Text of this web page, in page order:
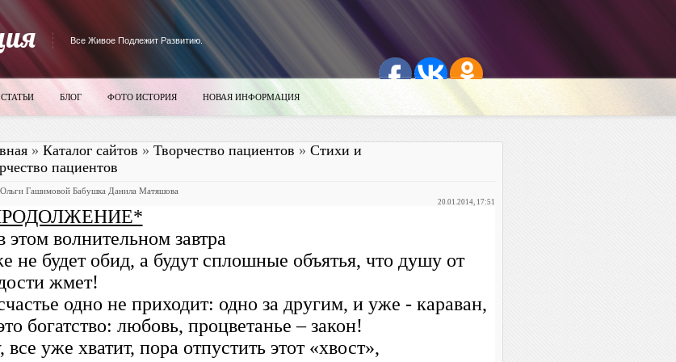
Все Живое Подлежит Развитию.
БЛОГ ФОТО ИСТОРИЯ НОВАЯ ИНФОРМАЦИЯ
» Каталог сайтов » Творчество пациентов » Стихи и
пациентов
Гашимовой Бабушка Данила Матяшова
20.01.2014, 17:51
этом волнительном завтра
не будет обид, а будут сплошные объятья, что душу от
жмет!
одно не приходит: одно за другим, и уже - караван,
богатство: любовь, процветанье – закон!
все уже хватит, пора отпустить этот «хвост»,